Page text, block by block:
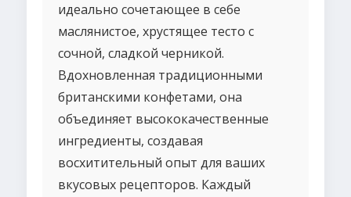
идеально сочетающее в себе
маслянистое, хрустящее тесто с
сочной, сладкой черникой.
Вдохновленная традиционными
британскими конфетами, она
объединяет высококачественные
ингредиенты, создавая
восхитительный опыт для ваших
вкусовых рецепторов. Каждый